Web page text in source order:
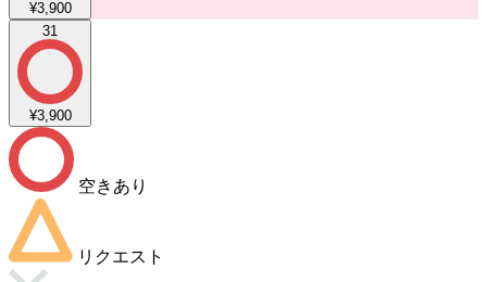
¥3,900
31
¥3,900
空きあり
リクエスト